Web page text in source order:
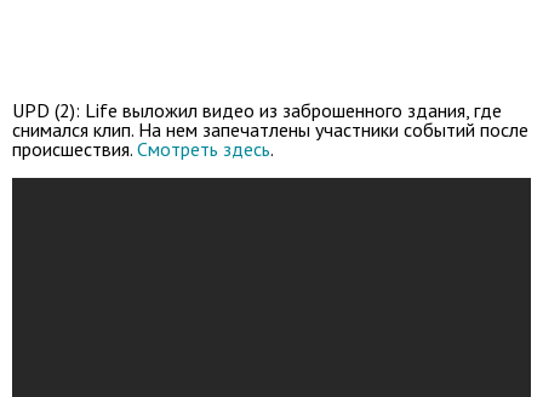
UPD (2): Life выложил видео из заброшенного здания, где
снимался клип. На нем запечатлены участники событий после
происшествия. Смотреть здесь.